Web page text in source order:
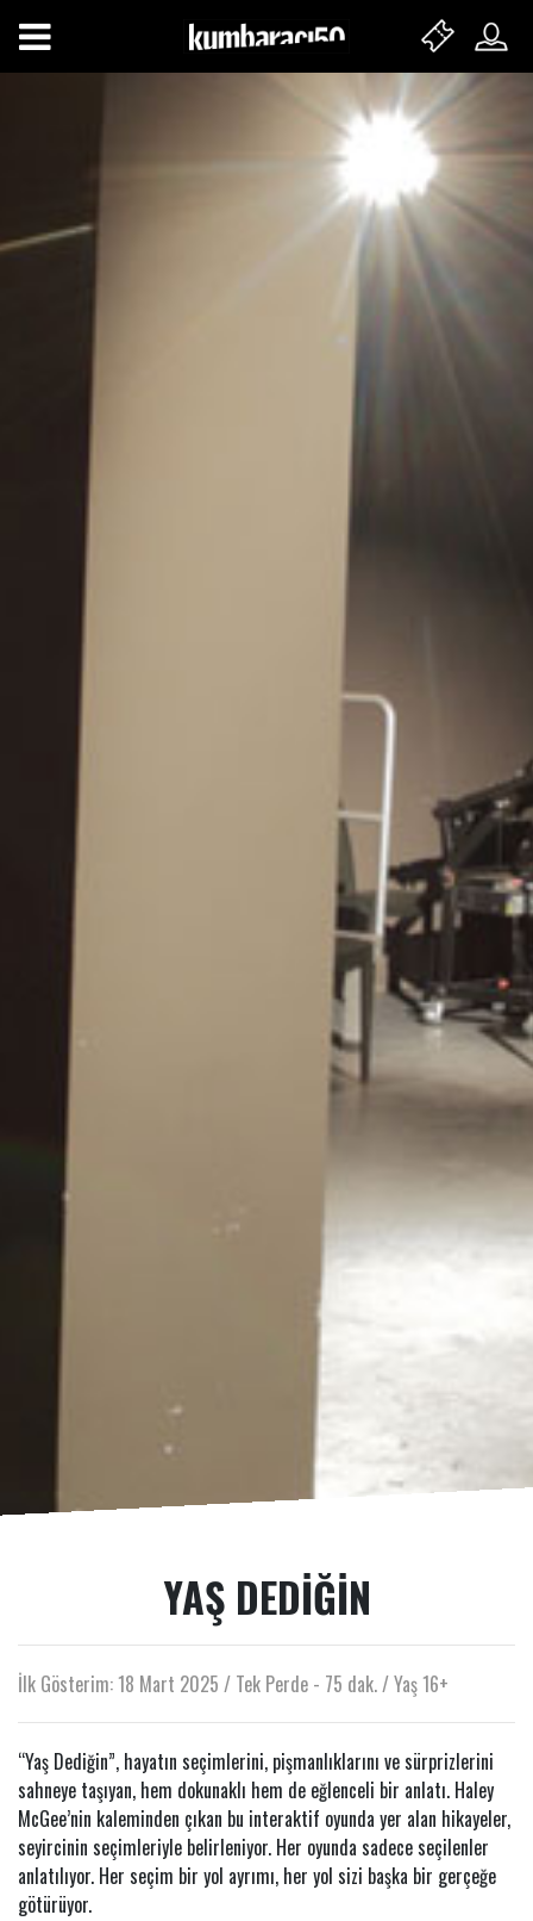
YAŞ DEDIĞIN
İlk Gösterim: 18 Mart 2025 / Tek Perde - 75 dak. / Yaş 16+
“Yaş Dediğin”, hayatın seçimlerini, pişmanlıklarını ve sürprizlerini
sahneye taşıyan, hem dokunaklı hem de eğlenceli bir anlatı. Haley
McGee’nin kaleminden çıkan bu interaktif oyunda yer alan hikayeler,
seyircinin seçimleriyle belirleniyor. Her oyunda sadece seçilenler
anlatılıyor. Her seçim bir yol ayrımı, her yol sizi başka bir gerçeğe
götürüyor.